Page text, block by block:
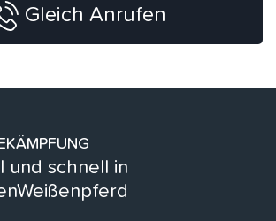
Gleich Anrufen
und schnell in